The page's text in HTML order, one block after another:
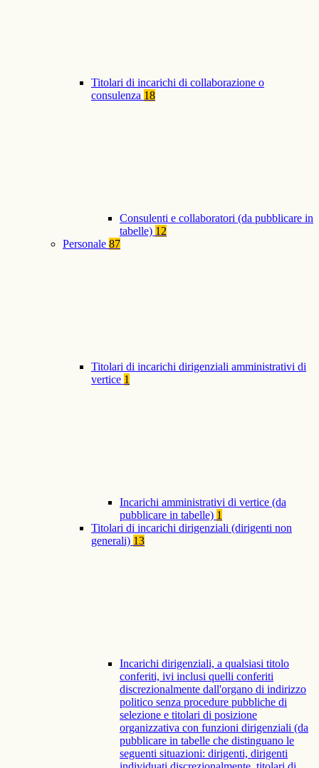
Titolari di incarichi di collaborazione o
consulenza 18
Consulenti e collaboratori (da pubblicare in
tabelle) 12
Personale 87
Titolari di incarichi dirigenziali amministrativi di
vertice 1
Incarichi amministrativi di vertice (da
pubblicare in tabelle) 1
Titolari di incarichi dirigenziali (dirigenti non
generali) 13
Incarichi dirigenziali, a qualsiasi titolo
conferiti, ivi inclusi quelli conferiti
discrezionalmente dall'organo di indirizzo
politico senza procedure pubbliche di
selezione e titolari di posizione
organizzativa con funzioni dirigenziali (da
pubblicare in tabelle che distinguano le
seguenti situazioni: dirigenti, dirigenti